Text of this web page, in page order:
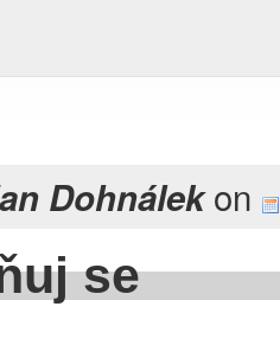
Dohnálekon